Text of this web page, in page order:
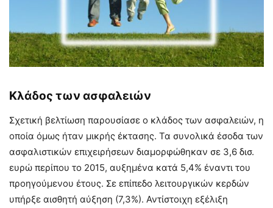
Κλάδος των ασφαλειών
Σχετική βελτίωση παρουσίασε ο κλάδος των ασφαλειών, η
οποία όμως ήταν μικρής έκτασης. Τα συνολικά έσοδα των
ασφαλιστικών επιχειρήσεων διαμορφώθηκαν σε 3,6 δισ.
ευρώ περίπου το 2015, αυξημένα κατά 5,4% έναντι του
προηγούμενου έτους. Σε επίπεδο λειτουργικών κερδών
υπήρξε αισθητή αύξηση (7,3%). Αντίστοιχη εξέλιξη